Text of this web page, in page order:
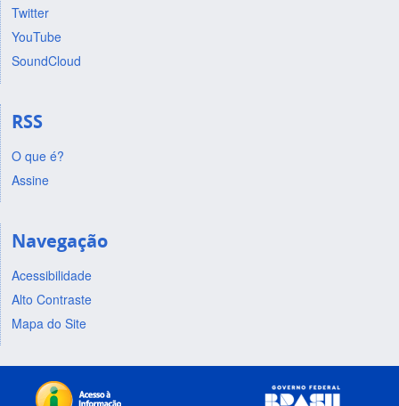
Twitter
YouTube
SoundCloud
RSS
O que é?
Assine
Navegação
Acessibilidade
Alto Contraste
Mapa do Site